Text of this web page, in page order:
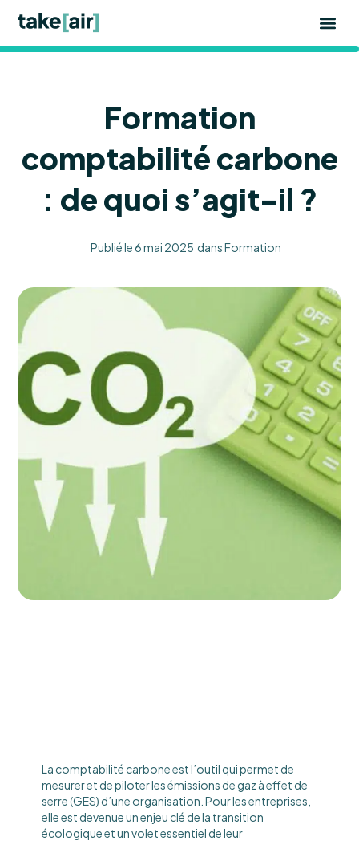
Formation
comptabilité carbone
: de quoi s’agit-il ?
Publié le6 mai 2025 dansFormation
La comptabilité carbone est l’outil qui permet de
mesurer et de piloter les émissions de gaz à effet de
serre (GES) d’une organisation. Pour les entreprises,
elle est devenue un enjeu clé de la transition
écologique et un volet essentiel de leur